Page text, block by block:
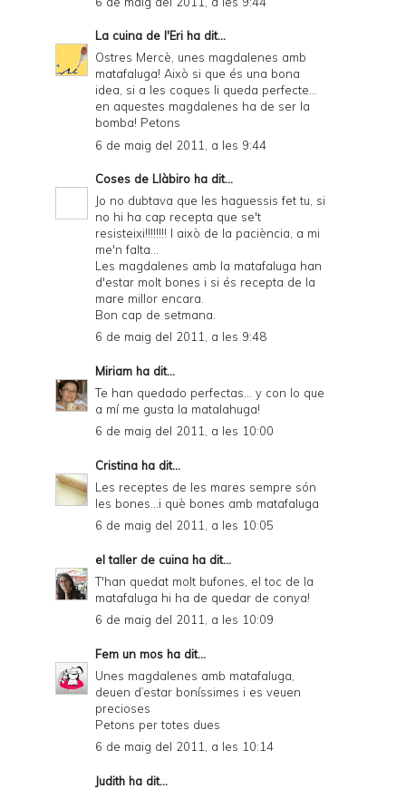
La cuina de l'Eri ha dit...
Ostres Mercè, unes magdalenes amb
matafaluga! Això si que és una bona
idea, si a les coques li queda perfecte...
en aquestes magdalenes ha de ser la
bomba! Petons
6 de maig del 2011, a les 9:44
Coses de Llàbiro ha dit...
Jo no dubtava que les haguessis fet tu, si
no hi ha cap recepta que se't
resisteixi!!!!!!!! I això de la paciència, a mi
me'n falta...
Les magdalenes amb la matafaluga han
d'estar molt bones i si és recepta de la
mare millor encara.
Bon cap de setmana.
6 de maig del 2011, a les 9:48
Miriam ha dit...
Te han quedado perfectas... y con lo que
a mí me gusta la matalahuga!
6 de maig del 2011, a les 10:00
Cristina ha dit...
Les receptes de les mares sempre són
les bones...i què bones amb matafaluga
6 de maig del 2011, a les 10:05
el taller de cuina ha dit...
T'han quedat molt bufones, el toc de la
matafaluga hi ha de quedar de conya!
6 de maig del 2011, a les 10:09
Fem un mos ha dit...
Unes magdalenes amb matafaluga,
deuen d’estar boníssimes i es veuen
precioses
Petons per totes dues
6 de maig del 2011, a les 10:14
Judith ha dit...